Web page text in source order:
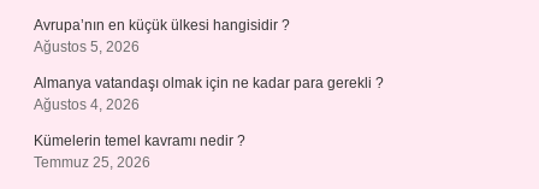
Avrupa’nın en küçük ülkesi hangisidir ?
Ağustos 5, 2026
Almanya vatandaşı olmak için ne kadar para gerekli ?
Ağustos 4, 2026
Kümelerin temel kavramı nedir ?
Temmuz 25, 2026